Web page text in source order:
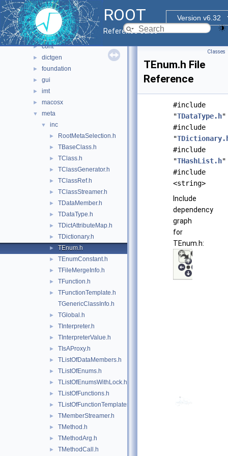
ROOT
Version v6.32
Reference Guide
► bindings
▼ core
► base
► clingutils
► cont
► dictgen
► foundation
► gui
► imt
► macosx
▼ meta
▼ inc
► RootMetaSelection.h
► TBaseClass.h
► TClass.h
► TClassGenerator.h
► TClassRef.h
► TClassStreamer.h
► TDataMember.h
► TDataType.h
► TDictAttributeMap.h
► TDictionary.h
► TEnum.h
► TEnumConstant.h
► TFileMergeInfo.h
► TFunction.h
►
TFunctionTemplate.h
TGenericClassInfo.h
► TGlobal.h
► TInterpreter.h
► TInterpreterValue.h
► TIsAProxy.h
► TListOfDataMembers.h
► TListOfEnums.h
► TListOfEnumsWithLock.h
► TListOfFunctions.h
► TListOfFunctionTemplates.h
► TMemberStreamer.h
► TMethod.h
► TMethodArg.h
► TMethodCall.h
Classes
TEnum.h File
Reference
#include
"TDataType.h"
#include
"
#include
"THashList.h"
#include
<string>
Include
dependency
graph
for
TEnum.h: